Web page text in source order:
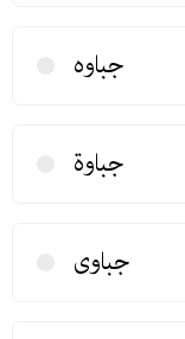
جباوه
جباوة
جباوی